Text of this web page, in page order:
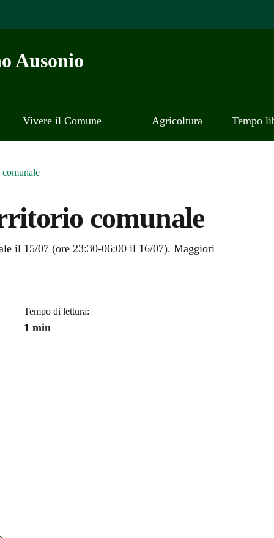
Ausonio
Vivere il Comune Agricoltura Tempo
comunale
il 15/07 (ore 23:30-06:00 il 16/07). Maggiori
Tempo di lettura:
1 min